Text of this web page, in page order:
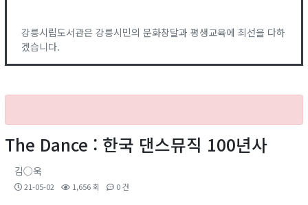
강릉시립도서관은 강릉시민의 문화창달과 평생교육에 최선을 다하
겠습니다.
The Dance : 한국 댄스뮤직 100년사
김○욱
21-05-02 1,656 회 0 건